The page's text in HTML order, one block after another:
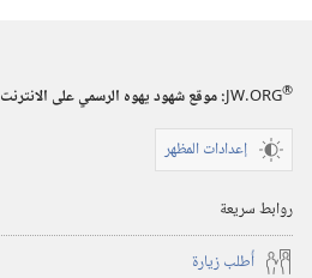
JW.ORG®
:‏ موقع شهود يهوه الرسمي على الانترنت
إعدادات المظهر
روابط سريعة
أُطلب زيارة